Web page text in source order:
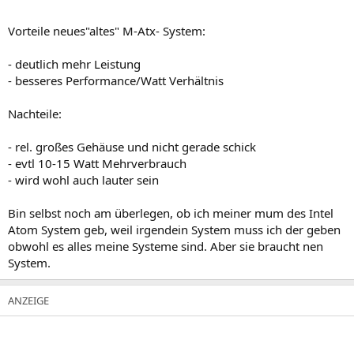
Vorteile neues"altes" M-Atx- System:
- deutlich mehr Leistung
- besseres Performance/Watt Verhältnis
Nachteile:
- rel. großes Gehäuse und nicht gerade schick
- evtl 10-15 Watt Mehrverbrauch
- wird wohl auch lauter sein
Bin selbst noch am überlegen, ob ich meiner mum des Intel
Atom System geb, weil irgendein System muss ich der geben
obwohl es alles meine Systeme sind. Aber sie braucht nen
System.